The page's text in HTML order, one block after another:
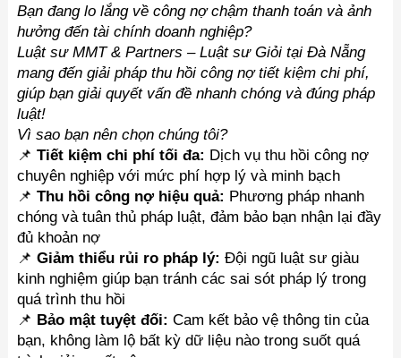
Bạn đang lo lắng về công nợ chậm thanh toán và ảnh
hưởng đến tài chính doanh nghiệp?
Luật sư MMT & Partners – Luật sư Giỏi tại Đà Nẵng
mang đến giải pháp thu hồi công nợ tiết kiệm chi phí,
giúp bạn giải quyết vấn đề nhanh chóng và đúng pháp
luật!
Vì sao bạn nên chọn chúng tôi?
📌Tiết kiệm chi phí tối đa: Dịch vụ thu hồi công nợ
chuyên nghiệp với mức phí hợp lý và minh bạch
📌Thu hồi công nợ hiệu quả: Phương pháp nhanh
chóng và tuân thủ pháp luật, đảm bảo bạn nhận lại đầy
đủ khoản nợ
📌Giảm thiểu rủi ro pháp lý: Đội ngũ luật sư giàu
kinh nghiệm giúp bạn tránh các sai sót pháp lý trong
quá trình thu hồi
📌 Bảo mật tuyệt đối: Cam kết bảo vệ thông tin của
bạn, không làm lộ bất kỳ dữ liệu nào trong suốt quá